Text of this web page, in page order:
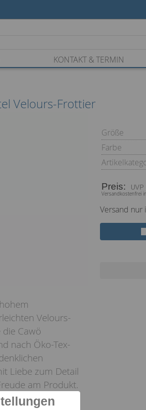
KONTAKT & TERMIN
Velours-Frottier
Velours-
Cawö
nach Öko-Tex-
Liebe zum Detail
am Produkt.
Größe
Farbe
Preis:
Versandkostenfrei
Versand nur